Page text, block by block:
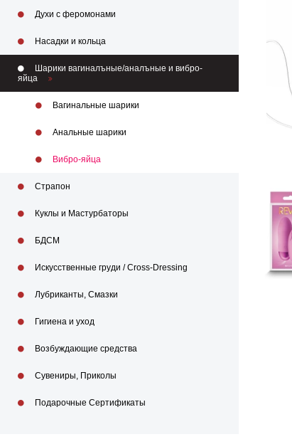
Духи с феромонами
Насадки и кольца
Шарики вагиналъные/аналъные и вибро-
яйца
Вагинальные шарики
Анальные шарики
Вибро-яйца
Страпон
Куклы и Мастурбаторы
БДСМ
Искусственные груди / Cross-Dressing
Лубриканты, Смазки
Гигиена и уход
Возбуждающие средства
Сувениры, Приколы
Подарочные Сертификаты